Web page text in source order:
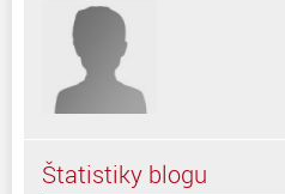
Štatistiky blogu